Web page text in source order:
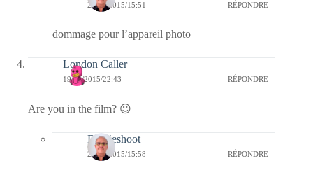
23/04/2015/15:51 RÉPONDRE
dommage pour l’appareil photo
London Caller
19/04/2015/22:43 RÉPONDRE
Are you in the film? 😉
Bernieshoot
23/04/2015/15:58 RÉPONDRE